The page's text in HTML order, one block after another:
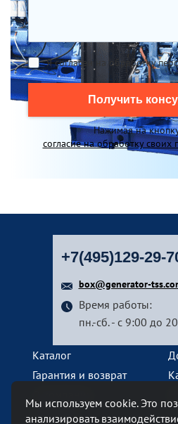
Я согласен на обработку
Получить
Нажимая на
согласие на обработку
+7(495)129-29-
box@generator-
Время работы:
пн.-сб. - с 9:00 до
Каталог
Гарантия и возврат
Контакты
Мы используем cookie. Это
анализировать